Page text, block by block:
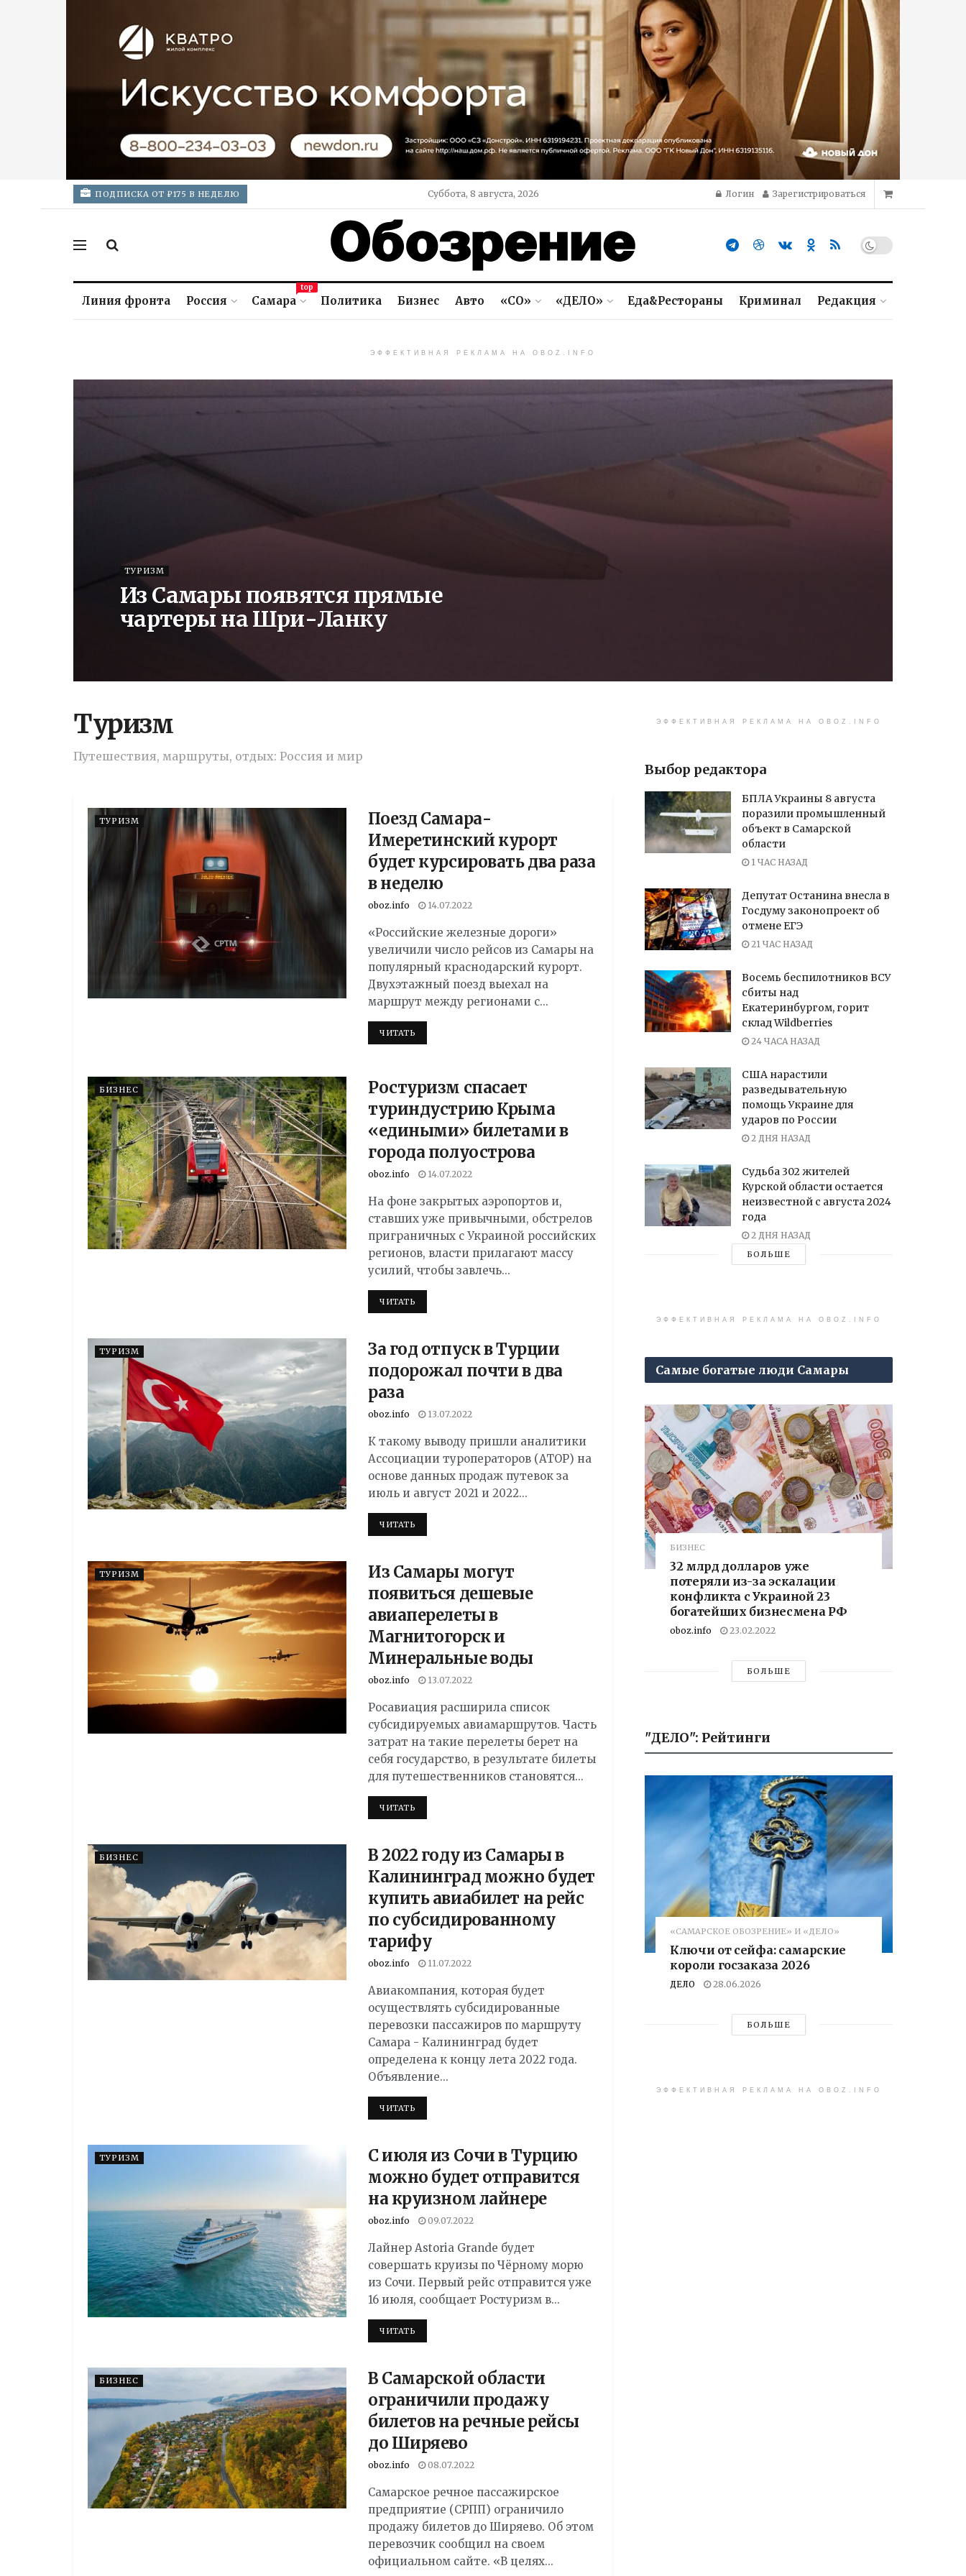
ПОДПИСКА ОТ ₽175 В НЕДЕЛЮ Суббота, 8 августа, 2026 Логин Зарегистрироваться
Линия фронта Россия Самара
top
Политика Бизнес Авто «СО» «ДЕЛО» Еда&Рестораны Криминал Редакция
ЭФФЕКТИВНАЯ РЕКЛАМА НА OBOZ.INFO
ТУРИЗМ
Из Самары появятся прямые
чартеры на Шри-Ланку
Туризм
Путешествия, маршруты, отдых: Россия и мир
ТУРИЗМ
Поезд Самара-
Имеретинский курорт
будет курсировать два раза
в неделю
oboz.info 14.07.2022
«Российские железные дороги»
увеличили число рейсов из Самары на
популярный краснодарский курорт.
Двухэтажный поезд выехал на
маршрут между регионами с...
ЧИТАТЬ
БИЗНЕС
Ростуризм спасает
туриндустрию Крыма
«едиными» билетами в
города полуострова
oboz.info 14.07.2022
На фоне закрытых аэропортов и,
ставших уже привычными, обстрелов
приграничных с Украиной российских
регионов, власти прилагают массу
усилий, чтобы завлечь...
ЧИТАТЬ
ТУРИЗМ
За год отпуск в Турции
подорожал почти в два
раза
oboz.info 13.07.2022
К такому выводу пришли аналитики
Ассоциации туроператоров (АТОР) на
основе данных продаж путевок за
июль и август 2021 и 2022...
ЧИТАТЬ
ТУРИЗМ
Из Самары могут
появиться дешевые
авиаперелеты в
Магнитогорск и
Минеральные воды
oboz.info 13.07.2022
Росавиация расширила список
субсидируемых авиамаршрутов. Часть
затрат на такие перелеты берет на
себя государство, в результате билеты
для путешественников становятся...
ЧИТАТЬ
БИЗНЕС
В 2022 году из Самары в
Калининград можно будет
купить авиабилет на рейс
по субсидированному
тарифу
oboz.info 11.07.2022
Авиакомпания, которая будет
осуществлять субсидированные
перевозки пассажиров по маршруту
Самара - Калининград будет
определена к концу лета 2022 года.
Объявление...
ЧИТАТЬ
ТУРИЗМ
С июля из Сочи в Турцию
можно будет отправится
на круизном лайнере
oboz.info 09.07.2022
Лайнер Astoria Grande будет
совершать круизы по Чёрному морю
из Сочи. Первый рейс отправится уже
16 июля, сообщает Ростуризм в...
ЧИТАТЬ
БИЗНЕС
В Самарской области
ограничили продажу
билетов на речные рейсы
до Ширяево
oboz.info 08.07.2022
Самарское речное пассажирское
предприятие (СРПП) ограничило
продажу билетов до Ширяево. Об этом
перевозчик сообщил на своем
официальном сайте. «В целях...
ЭФФЕКТИВНАЯ РЕКЛАМА НА OBOZ.INFO
Выбор редактора
БПЛА Украины 8 августа
поразили промышленный
объект в Самарской
области
1 ЧАС НАЗАД
Депутат Останина внесла в
Госдуму законопроект об
отмене ЕГЭ
21 ЧАС НАЗАД
Восемь беспилотников ВСУ
сбиты над
Екатеринбургом, горит
склад Wildberries
24 ЧАСА НАЗАД
США нарастили
разведывательную
помощь Украине для
ударов по России
2 ДНЯ НАЗАД
Судьба 302 жителей
Курской области остается
неизвестной с августа 2024
года
2 ДНЯ НАЗАД
БОЛЬШЕ
ЭФФЕКТИВНАЯ РЕКЛАМА НА OBOZ.INFO
Самые богатые люди Самары
БИЗНЕС
32 млрд долларов уже
потеряли из-за эскалации
конфликта с Украиной 23
богатейших бизнесмена РФ
oboz.info 23.02.2022
БОЛЬШЕ
"ДЕЛО": Рейтинги
«САМАРСКОЕ ОБОЗРЕНИЕ» И «ДЕЛО»
Ключи от сейфа: самарские
короли госзаказа 2026
ДЕЛО 28.06.2026
БОЛЬШЕ
ЭФФЕКТИВНАЯ РЕКЛАМА НА OBOZ.INFO